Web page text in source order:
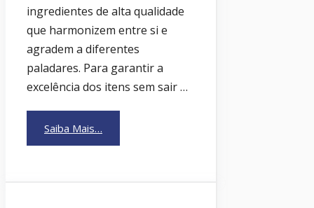
ingredientes de alta qualidade
que harmonizem entre si e
agradem a diferentes
paladares. Para garantir a
excelência dos itens sem sair …
Saiba Mais…